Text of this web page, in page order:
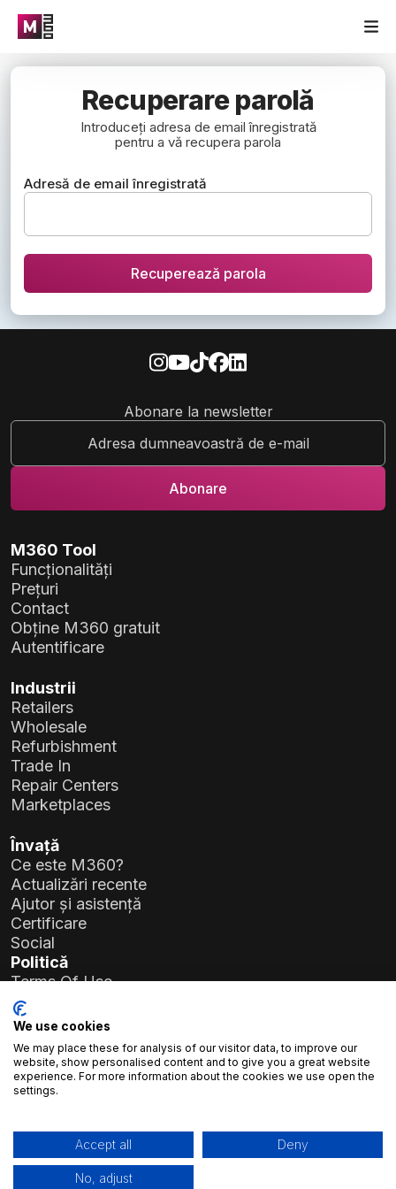
Recuperare parolă
Introduceți adresa de email înregistrată
pentru a vă recupera parola
Adresă de email înregistrată
Recuperează parola
Abonare la newsletter
M360 Tool
Funcționalități
Prețuri
Contact
Obține M360 gratuit
Autentificare
Industrii
Retailers
Wholesale
Refurbishment
Trade In
Repair Centers
Marketplaces
Învață
Ce este M360?
Actualizări recente
Ajutor și asistență
Certificare
Social
Politică
Terms Of Use
Privacy Policy
General Data Protection Regulation (GDPR)
Detalii companie
Atlas Soft Ltd.
Str. Prielle Kornélia nr. 19-35
Nr. înregistrare:01-09-986926
Cod fiscal:23966994-2-43
We use cookies
We may place these for analysis of our visitor data, to improve our
website, show personalised content and to give you a great website
experience. For more information about the cookies we use open the
settings.
Accept all Deny
No, adjust